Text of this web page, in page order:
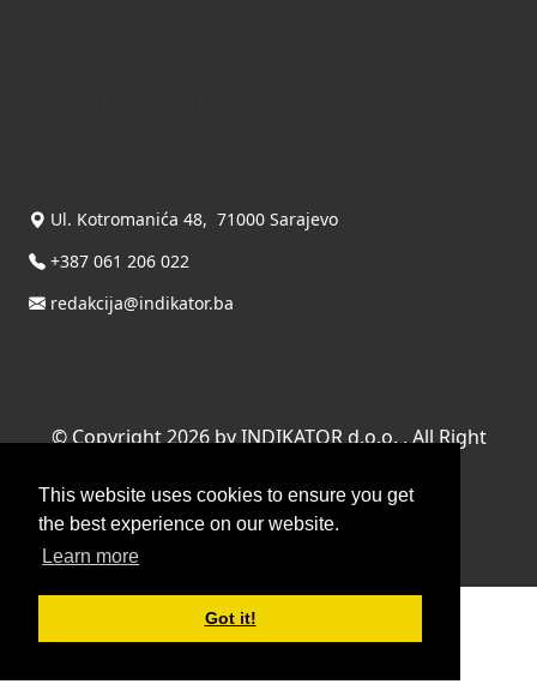
This website uses cookies to ensure you get
the best experience on our website.
Learn more
Got it!
Ul. Kotromanića 48, 71000 Sarajevo
+387 061 206 022
redakcija@indikator.ba
©Copyright 2026 by INDIKATOR d.o.o., All Right
Terms Of Use|Privacy Statement
Powered by THYME SYSTEMS doo